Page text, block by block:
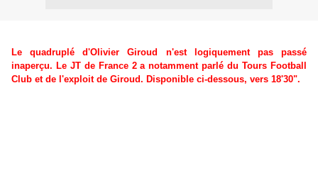
Le quadruplé d'Olivier Giroud n'est logiquement pas passé
inaperçu. Le JT de France 2 a notamment parlé du Tours Football
Club et de l'exploit de Giroud. Disponible ci-dessous, vers 18'30".